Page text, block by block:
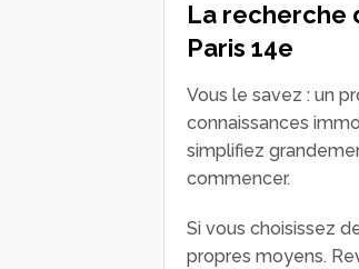
La recherche
Paris 14e
Vous le savez : un
connaissances
simplifiez
commencer.
Si vous choisissez
propres moyens.